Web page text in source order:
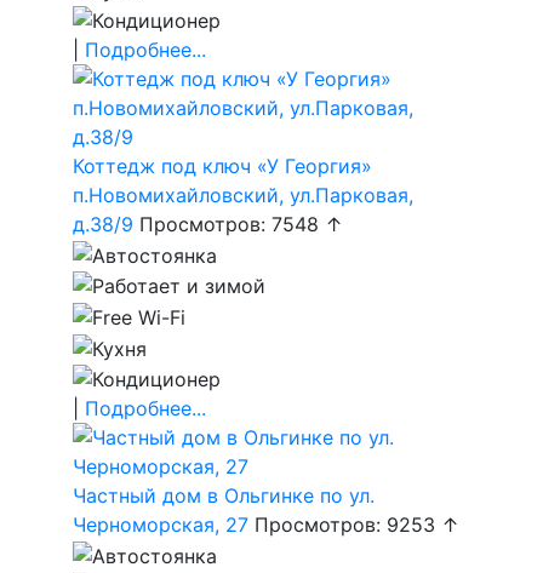
Подробнее...
Коттедж под ключ «У Георгия»
п.Новомихайловский, ул.Парковая,
д.38/9 Просмотров: 7548 ↑
Подробнее...
Частный дом в Ольгинке по ул.
Черноморская, 27 Просмотров: 9253 ↑